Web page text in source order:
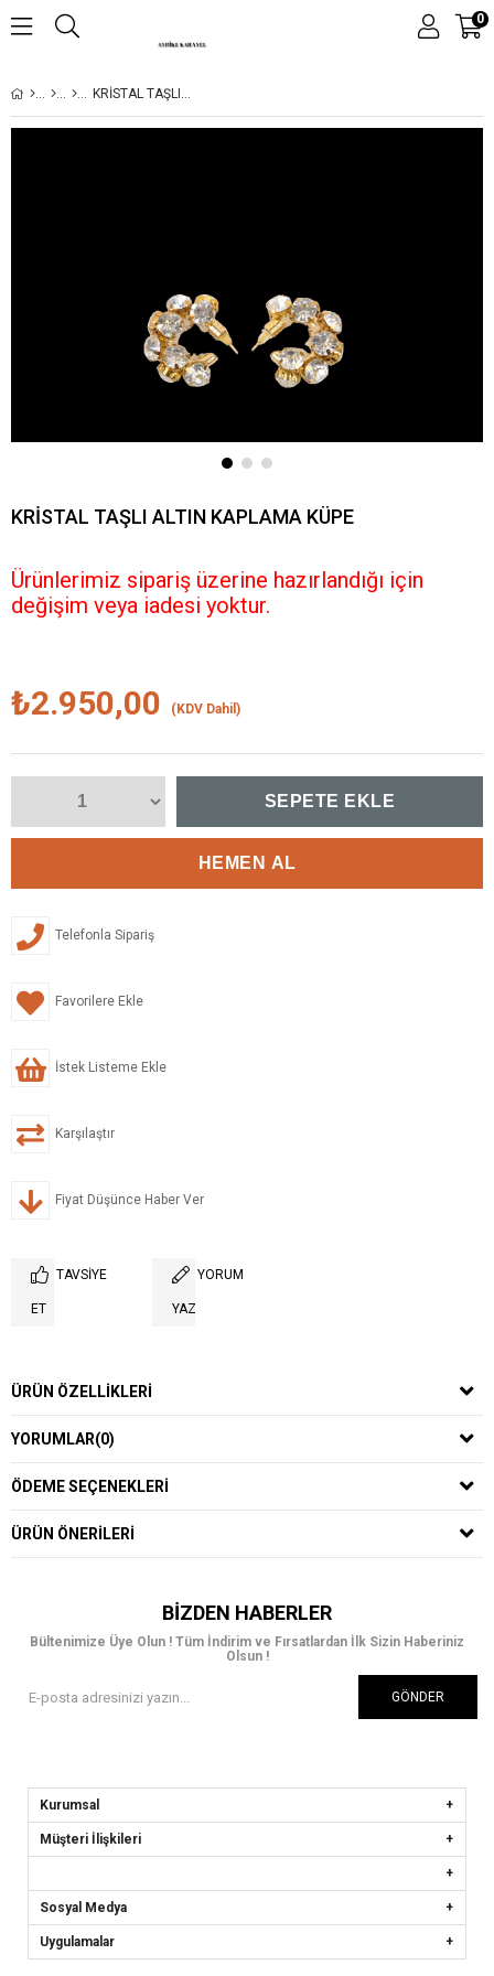
0
KRİSTAL TAŞLI ALTIN KAPLAMA KÜPE
KRİSTAL TAŞLI ALTIN KAPLAMA KÜPE
Ürünlerimiz sipariş üzerine hazırlandığı için
değişim veya iadesi yoktur.
₺2.950,00 (KDV Dahil)
Telefonla Sipariş
Favorilere Ekle
İstek Listeme Ekle
Karşılaştır
Fiyat Düşünce Haber Ver
TAVSIYE
ET
YORUM
YAZ
ÜRÜN ÖZELLIKLERI
YORUMLAR(0)
ÖDEME SEÇENEKLERI
ÜRÜN ÖNERILERI
BIZDEN HABERLER
Bültenimize Üye Olun ! Tüm İndirim ve Fırsatlardan İlk Sizin Haberiniz
Olsun !
GÖNDER
Kurumsal
Müşteri İlişkileri
Sosyal Medya
Uygulamalar